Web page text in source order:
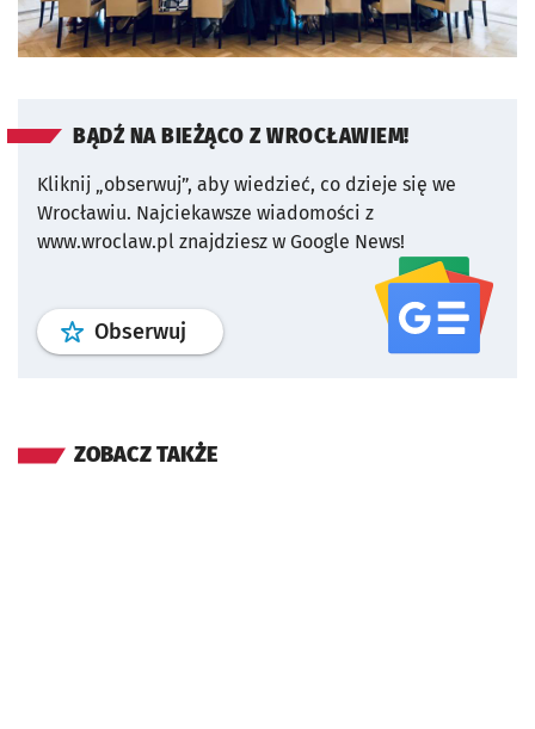
BĄDŹ NA BIEŻĄCO Z WROCŁAWIEM!
Kliknij „obserwuj”, aby wiedzieć, co dzieje się we
Wrocławiu. Najciekawsze wiadomości z
www.wroclaw.pl znajdziesz w Google News!
Obserwuj profil serwisu
ZOBACZ TAKŻE